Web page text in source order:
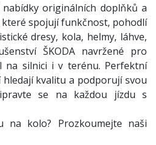
originálních doplňků a
spojují funkčnost, pohodlí
dresy, kola, helmy, láhve,
ŠKODA navržené pro
na silnici i v terénu. Perfektní
kvalitu a podporují svou
se na každou jízdu s
na kolo? Prozkoumejte naši